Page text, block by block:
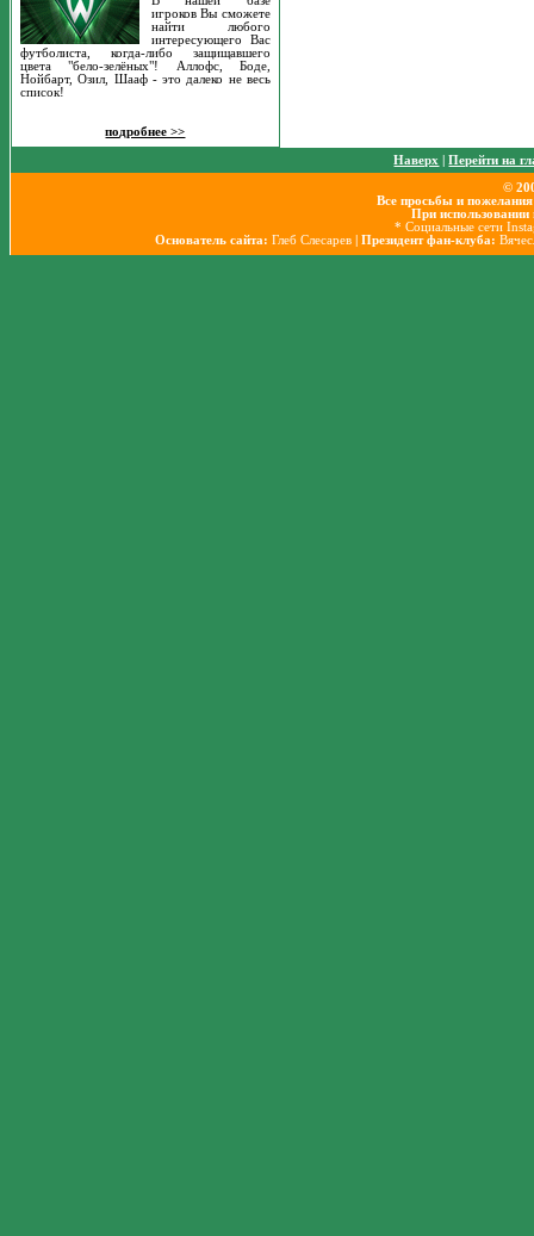
игроков Вы сможете
найти любого
интересующего Вас
футболиста, когда-либо защищавшего
цвета "бело-зелёных"! Аллофс, Боде,
Нойбарт, Озил, Шааф - это далеко не весь
список!
подробнее >>
Наверх |Перейти на
©
Все просьбы и
При использовании
* Социальные сети
Основатель сайта: Глеб Слесарев | Президент фан-клуба: